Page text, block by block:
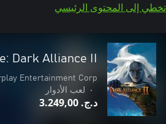
تخطي إلى المحتوى الرئيسي
Dark Alliance II
Entertainment Corp.
•
لعب الأدوار
د.ج.‏ 3.249,00